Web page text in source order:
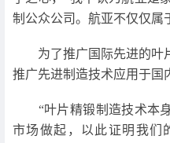
制公众公司。航亚不仅仅属
为了推广国际先进的叶
推广先进制造技术应用于国
“叶片精锻制造技术本身
市场做起，以此证明我们